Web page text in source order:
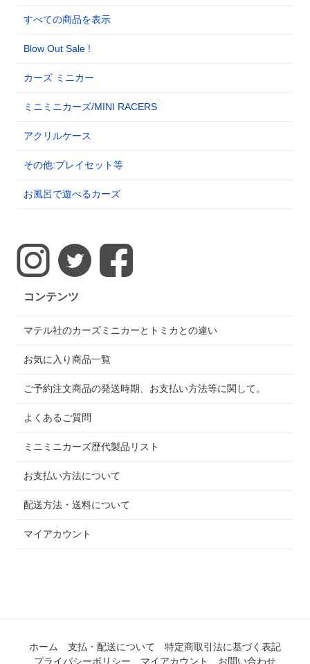
すべての商品を表示
Blow Out Sale !
カーズ ミニカー
ミニミニカーズ/MINI RACERS
アクリルケース
その他:プレイセット等
お風呂で遊べるカーズ
コンテンツ
マテル社のカーズミニカーとトミカとの違い
お気に入り商品一覧
ご予約注文商品の発送時期、お支払い方法等に関して。
よくあるご質問
ミニミニカーズ歴代製品リスト
お支払い方法について
配送方法・送料について
マイアカウント
ホーム 支払・配送について
特定商取引法に基づく表記
プライバシーポリシー
マイアカウント お問い合わせ